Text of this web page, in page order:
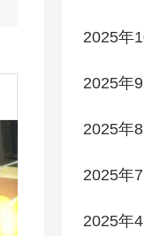
2025年
2025年9
2025年8
2025年7
2025年4